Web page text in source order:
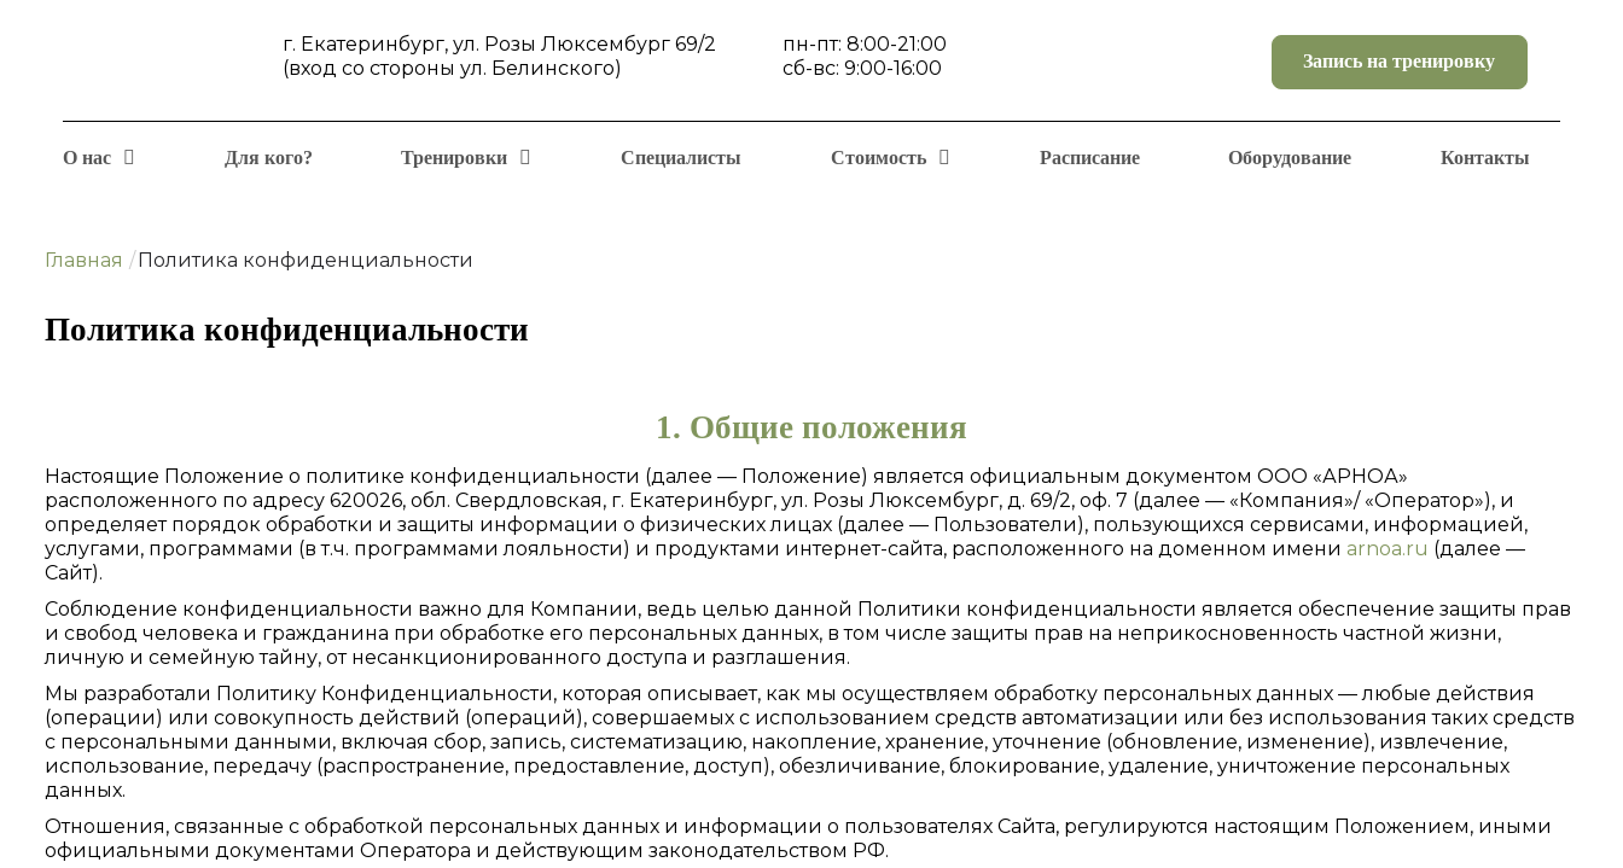
г. Екатеринбург, ул. Розы Люксембург 69/2
(вход со стороны ул. Белинского)
пн-пт: 8:00-21:00
сб-вс: 9:00-16:00
Запись на тренировку
О нас Для кого? Тренировки Специалисты Стоимость Расписание Оборудование Контакты
Главная /Политика конфиденциальности
Политика конфиденциальности
1. Общие положения
Настоящие Положение о политике конфиденциальности (далее — Положение) является официальным документом ООО «АРНОА»
расположенного по адресу 620026, обл. Свердловская, г. Екатеринбург, ул. Розы Люксембург, д. 69/2, оф. 7 (далее — «Компания»/ «Оператор»), и
определяет порядок обработки и защиты информации о физических лицах (далее — Пользователи), пользующихся сервисами, информацией,
услугами, программами (в т.ч. программами лояльности) и продуктами интернет-сайта, расположенного на доменном имени arnoa.ru (далее —
Сайт).
Соблюдение конфиденциальности важно для Компании, ведь целью данной Политики конфиденциальности является обеспечение защиты прав
и свобод человека и гражданина при обработке его персональных данных, в том числе защиты прав на неприкосновенность частной жизни,
личную и семейную тайну, от несанкционированного доступа и разглашения.
Мы разработали Политику Конфиденциальности, которая описывает, как мы осуществляем обработку персональных данных — любые действия
(операции) или совокупность действий (операций), совершаемых с использованием средств автоматизации или без использования таких средств
с персональными данными, включая сбор, запись, систематизацию, накопление, хранение, уточнение (обновление, изменение), извлечение,
использование, передачу (распространение, предоставление, доступ), обезличивание, блокирование, удаление, уничтожение персональных
данных.
Отношения, связанные с обработкой персональных данных и информации о пользователях Сайта, регулируются настоящим Положением, иными
официальными документами Оператора и действующим законодательством РФ.